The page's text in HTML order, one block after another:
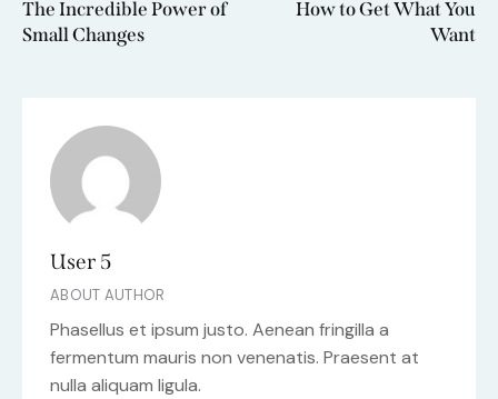
The Incredible Power of
Small Changes
How to Get What You
Want
User 5
ABOUT AUTHOR
Phasellus et ipsum justo. Aenean fringilla a
fermentum mauris non venenatis. Praesent at
nulla aliquam ligula.